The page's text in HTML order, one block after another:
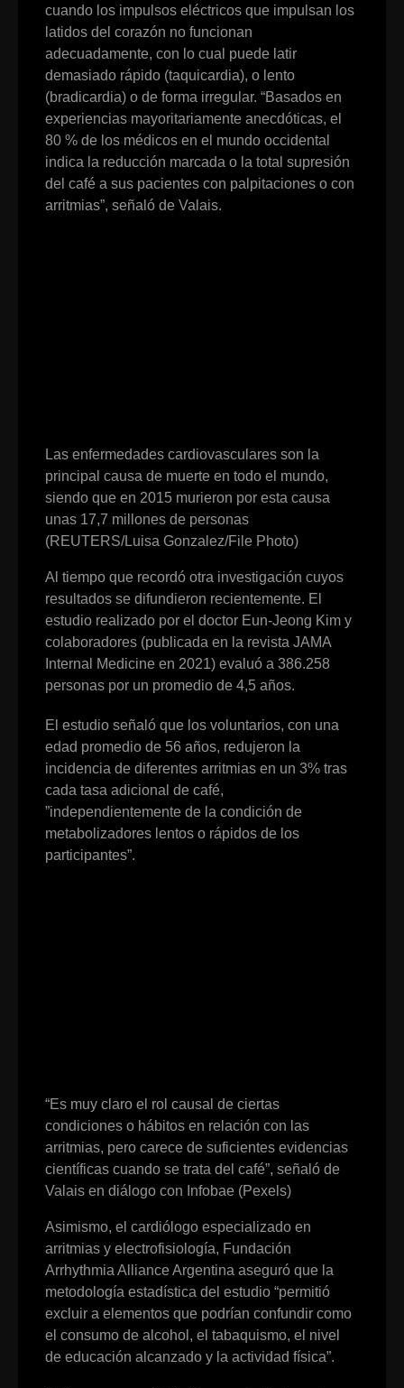
cuando los impulsos eléctricos que impulsan los
latidos del corazón no funcionan
adecuadamente, con lo cual puede latir
demasiado rápido (taquicardia), o lento
(bradicardia) o de forma irregular. “Basados en
experiencias mayoritariamente anecdóticas, el
80 % de los médicos en el mundo occidental
indica la reducción marcada o la total supresión
del café a sus pacientes con palpitaciones o con
arritmias”, señaló de Valais.
Las enfermedades cardiovasculares son la
principal causa de muerte en todo el mundo,
siendo que en 2015 murieron por esta causa
unas 17,7 millones de personas
(REUTERS/Luisa Gonzalez/File Photo)
Al tiempo que recordó otra investigación cuyos
resultados se difundieron recientemente. El
estudio realizado por el doctor Eun-Jeong Kim y
colaboradores (publicada en la revista JAMA
Internal Medicine en 2021) evaluó a 386.258
personas por un promedio de 4,5 años.
El estudio señaló que los voluntarios, con una
edad promedio de 56 años, redujeron la
incidencia de diferentes arritmias en un 3% tras
cada tasa adicional de café,
”independientemente de la condición de
metabolizadores lentos o rápidos de los
participantes”.
“Es muy claro el rol causal de ciertas
condiciones o hábitos en relación con las
arritmias, pero carece de suficientes evidencias
científicas cuando se trata del café”, señaló de
Valais en diálogo con Infobae (Pexels)
Asimismo, el cardiólogo especializado en
arritmias y electrofisiología, Fundación
Arrhythmia Alliance Argentina aseguró que la
metodología estadística del estudio “permitió
excluir a elementos que podrían confundir como
el consumo de alcohol, el tabaquismo, el nivel
de educación alcanzado y la actividad física”.